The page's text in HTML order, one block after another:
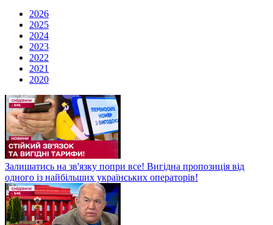
2026
2025
2024
2023
2022
2021
2020
Залишатись на зв'язку попри все! Вигідна пропозиція від
одного із найбільших українських операторів!